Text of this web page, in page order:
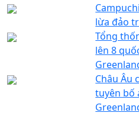
lừa đảo
Tổng
lên 8
Châu Âu
tuyên bố